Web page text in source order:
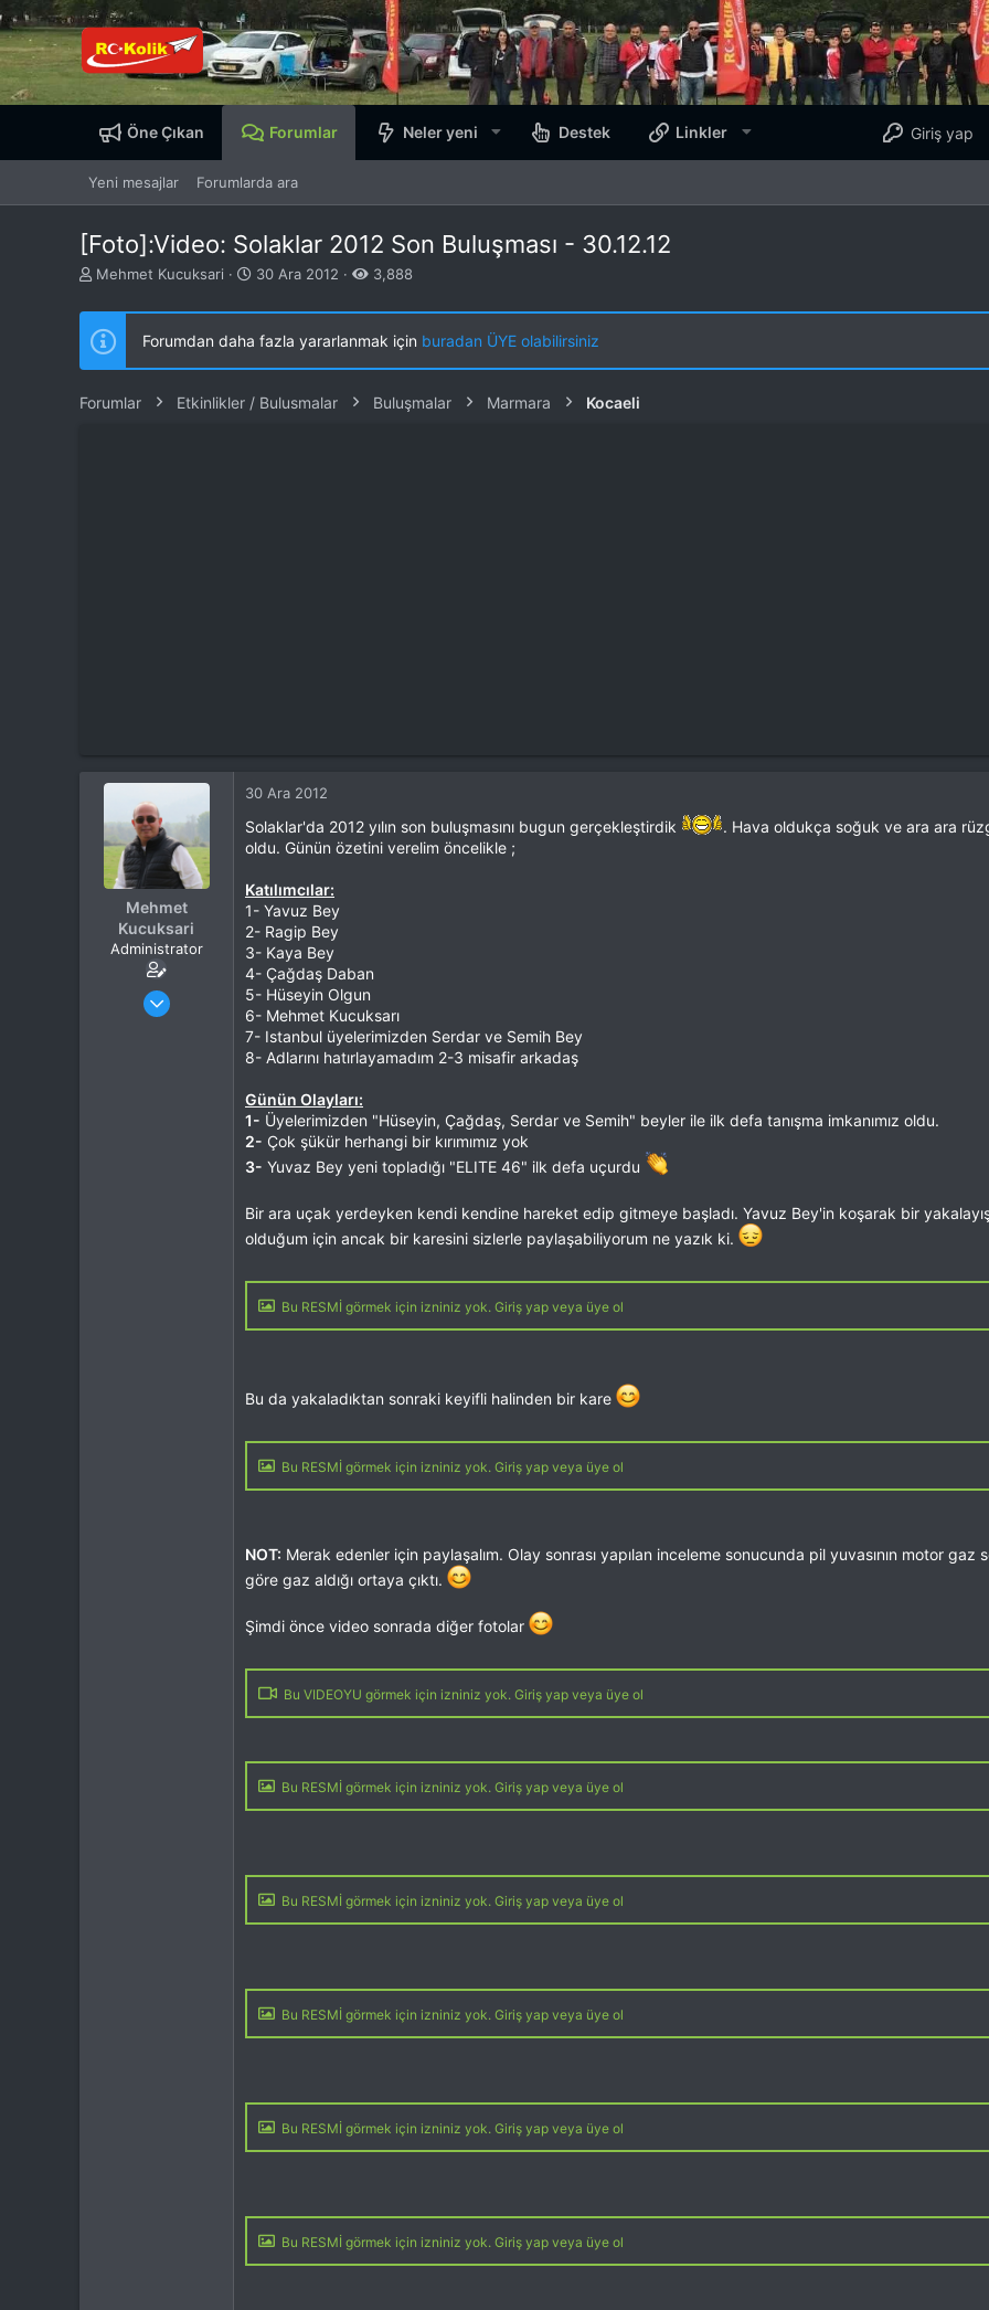
Öne Çıkan Forumlar Neler yeni Destek Linkler Giriş yap
Yeni mesajlar Forumlarda ara
[Foto]:Video: Solaklar 2012 Son Buluşması - 30.12.12
K
n
b
u
y
b
Mehmet Kucuksari
B
ş
a
n
g
30 Ara 2012 3,888
Forumdan daha fazla yararlanmak için buradan ÜYE olabilirsiniz
Forumlar Etkinlikler / Bulusmalar Buluşmalar Marmara Kocaeli
Mehmet
Kucuksari
Administrator
4 Eki 2012
Mesajlar
30 Ara 2012
Solaklar'da 2012 yılın son buluşmasını bugun gerçekleştirdik
. Hava oldukça soğuk ve ara ara
oldu. Günün özetini verelim öncelikle ;
Katılımcılar:
1- Yavuz Bey
2- Ragip Bey
3- Kaya Bey
4- Çağdaş Daban
5- Hüseyin Olgun
6- Mehmet Kucuksarı
7- Istanbul üyelerimizden Serdar ve Semih Bey
8- Adlarını hatırlayamadım 2-3 misafir arkadaş
Günün Olayları:
1- Üyelerimizden "Hüseyin, Çağdaş, Serdar ve Semih" beyler ile ilk defa tanışma imkanımız oldu.
2- Çok şükür herhangi bir kırımımız yok
3- Yuvaz Bey yeni topladığı "ELITE 46" ilk defa uçurdu
Bir ara uçak yerdeyken kendi kendine hareket edip gitmeye başladı. Yavuz Bey'in koşarak bir
olduğum için ancak bir karesini sizlerle paylaşabiliyorum ne yazık ki.
Bu RESMİ görmek için izniniz yok. Giriş yap veya üye ol
Bu da yakaladıktan sonraki keyifli halinden bir kare
Bu RESMİ görmek için izniniz yok. Giriş yap veya üye ol
NOT: Merak edenler için paylaşalım. Olay sonrası yapılan inceleme sonucunda pil yuvasının motor gaz
göre gaz aldığı ortaya çıktı.
Şimdi önce video sonrada diğer fotolar
Bu VIDEOYU görmek için izniniz yok. Giriş yap veya üye ol
Bu RESMİ görmek için izniniz yok. Giriş yap veya üye ol
Bu RESMİ görmek için izniniz yok. Giriş yap veya üye ol
Bu RESMİ görmek için izniniz yok. Giriş yap veya üye ol
Bu RESMİ görmek için izniniz yok. Giriş yap veya üye ol
Bu RESMİ görmek için izniniz yok. Giriş yap veya üye ol